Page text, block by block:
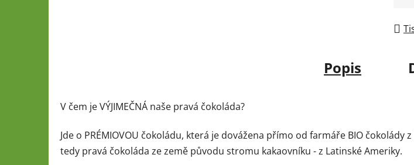
Popis
V čem je VÝJIMEČNÁ naše pravá čokoláda?
Jde o PRÉMIOVOU čokoládu, která je dovážena přímo od farmáře BIO
tedy pravá čokoláda ze země původu stromu kakaovníku - z Latinské Ameriky.